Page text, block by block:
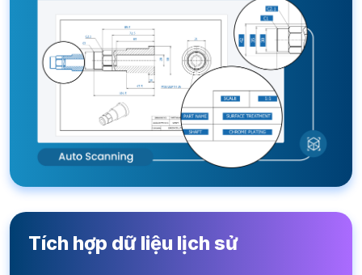
Tích hợp dữ liệu lịch sử